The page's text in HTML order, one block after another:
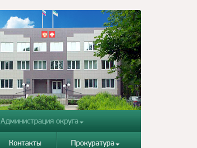
Администрация округа
Контакты Прокуратура